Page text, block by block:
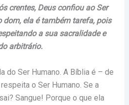
crentes, Deus confiou ao Ser
dom, ela é também tarefa, pois
a sua sacralidade e
arbitrário.
do Ser Humano. A Bíblia é – de
o Ser Humano. Se a
Sangue! Porque o que ela